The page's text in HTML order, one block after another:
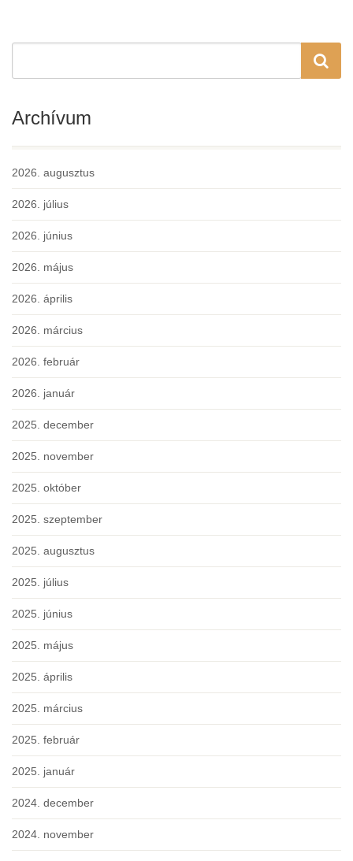
Archívum
2026. augusztus
2026. július
2026. június
2026. május
2026. április
2026. március
2026. február
2026. január
2025. december
2025. november
2025. október
2025. szeptember
2025. augusztus
2025. július
2025. június
2025. május
2025. április
2025. március
2025. február
2025. január
2024. december
2024. november